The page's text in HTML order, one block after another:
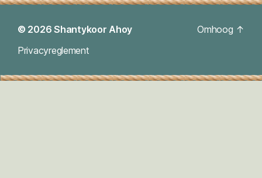
© 2026Shantykoor Ahoy
Privacyreglement
Omhoog ↑